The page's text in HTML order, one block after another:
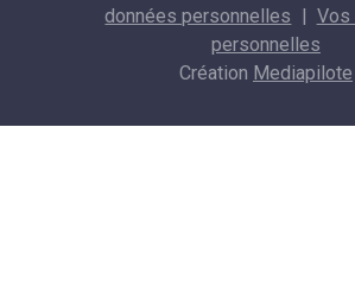
données personnelles
Vos
personnelles
Création Mediapilote